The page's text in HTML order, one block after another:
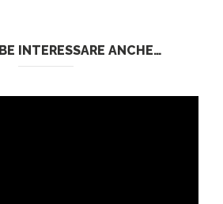
INTERESSARE ANCHE…